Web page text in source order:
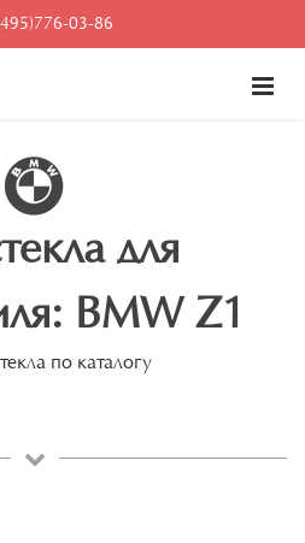
03-86
для
BMW Z1
по каталогу